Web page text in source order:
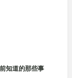
知道的那些事